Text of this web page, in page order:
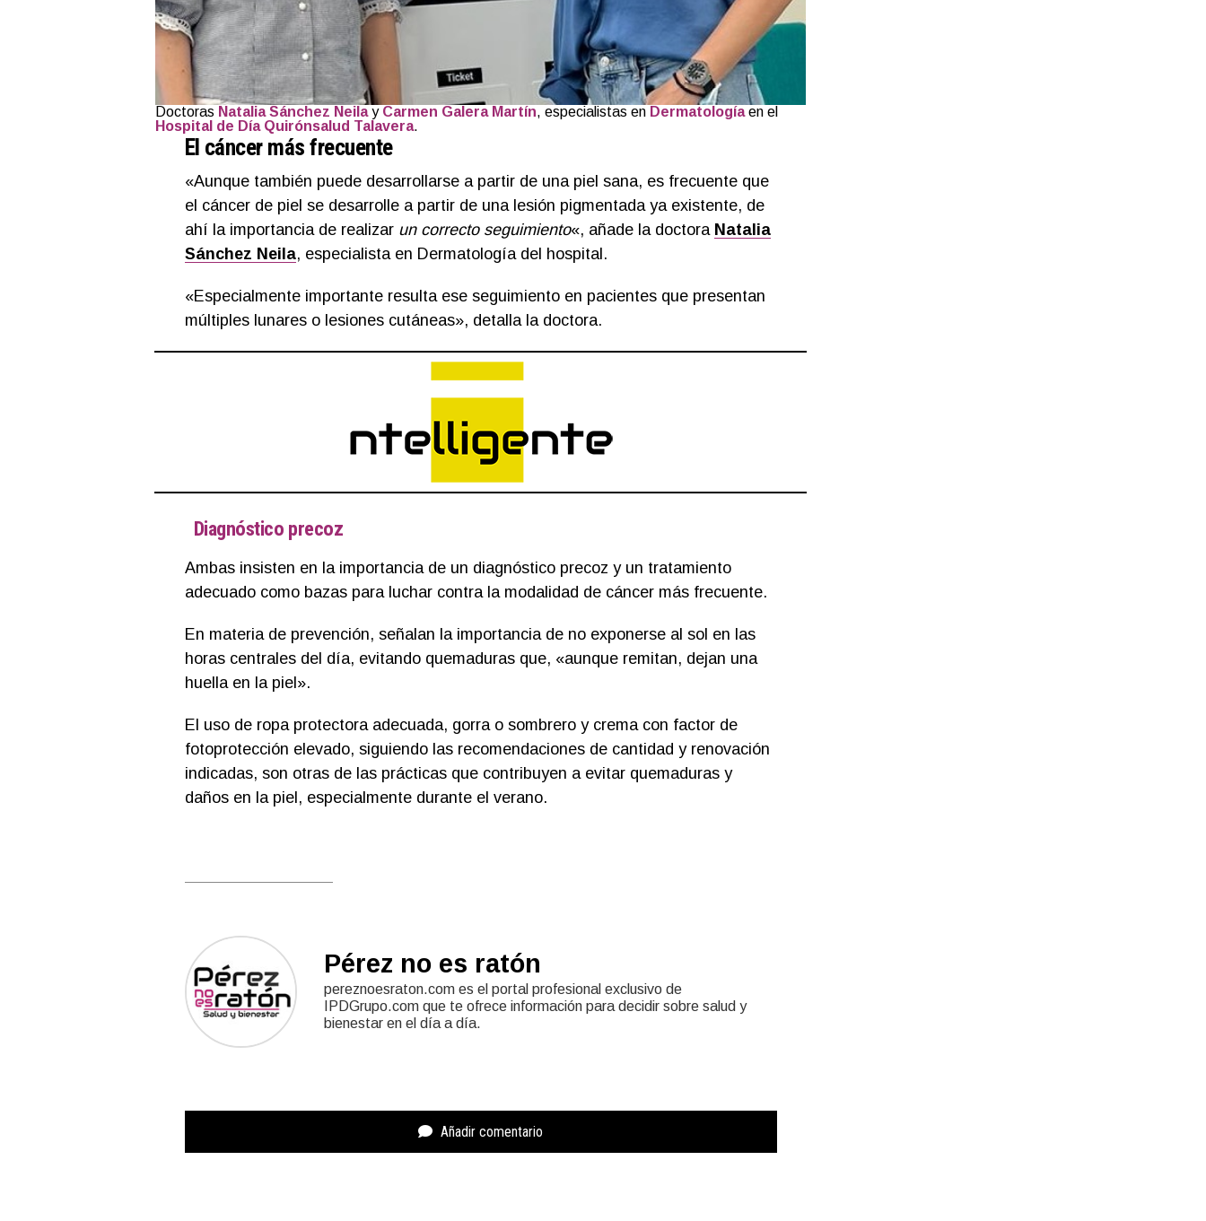
Doctoras Natalia Sánchez Neilay Carmen Galera Martín, especialistas en Dermatologíaen el
Hospital de Día Quirónsalud Talavera.
El cáncer más frecuente
«Aunque también puede desarrollarse a partir de una piel sana, es frecuente que
el cáncer de piel se desarrolle a partir de una lesión pigmentada ya existente, de
ahí la importancia de realizar un correcto seguimiento«, añade la doctora Natalia
Sánchez Neila, especialista en Dermatología del hospital.
«Especialmente importante resulta ese seguimiento en pacientes que presentan
múltiples lunares o lesiones cutáneas», detalla la doctora.
Diagnóstico precoz
Ambas insisten en la importancia de un diagnóstico precoz y un tratamiento
adecuado como bazas para luchar contra la modalidad de cáncer más frecuente.
En materia de prevención, señalan la importancia de no exponerse al sol en las
horas centrales del día, evitando quemaduras que, «aunque remitan, dejan una
huella en la piel».
El uso de ropa protectora adecuada, gorra o sombrero y crema con factor de
fotoprotección elevado, siguiendo las recomendaciones de cantidad y renovación
indicadas, son otras de las prácticas que contribuyen a evitar quemaduras y
daños en la piel, especialmente durante el verano.
Pérez no es ratón
pereznoesraton.com es el portal profesional exclusivo de
IPDGrupo.com que te ofrece información para decidir sobre salud y
bienestar en el día a día.
Añadir comentario